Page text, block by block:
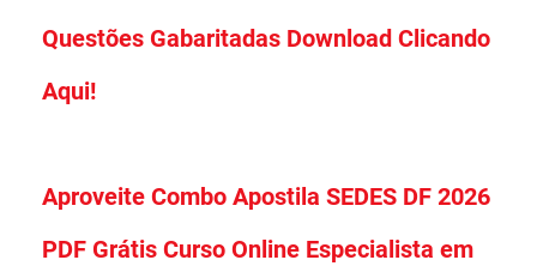
Questões Gabaritadas Download Clicando
Aqui!
Aproveite Combo Apostila SEDES DF 2026
PDF Grátis Curso Online Especialista em